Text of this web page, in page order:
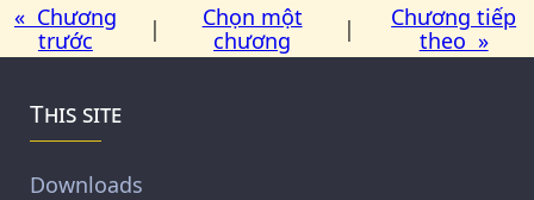
« Chương
trước
|
Chọn một
chương
|
Chương tiếp
theo »
This site
Downloads